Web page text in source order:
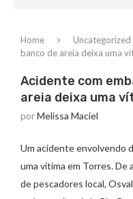
Home Uncategorized
banco de areia deixa uma
Acidente com
areia deixa uma
porMelissa Maciel
Um acidente envolvendo
uma vítima em Torres. De
de pescadores local,